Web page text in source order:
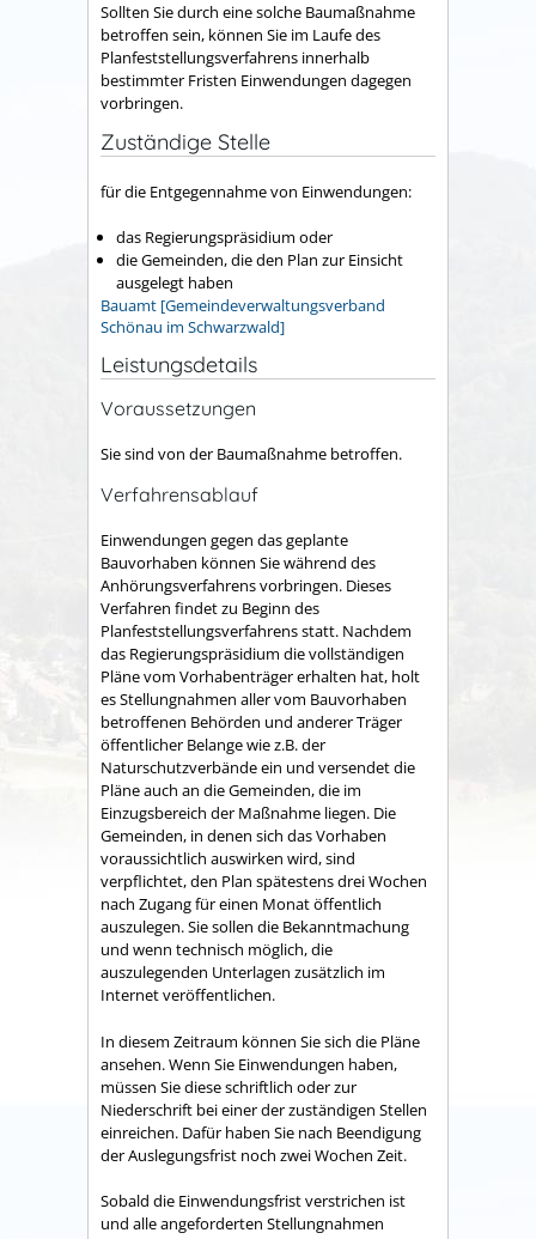
Sollten Sie durch eine solche Baumaßnahme
betroffen sein, können Sie im Laufe des
Planfeststellungsverfahrens innerhalb
bestimmter Fristen Einwendungen dagegen
vorbringen.
Zuständige Stelle
für die Entgegennahme von Einwendungen:
das Regierungspräsidium oder
die Gemeinden, die den Plan zur Einsicht
ausgelegt haben
Bauamt [Gemeindeverwaltungsverband
Schönau im Schwarzwald]
Leistungsdetails
Voraussetzungen
Sie sind von der Baumaßnahme betroffen.
Verfahrensablauf
Einwendungen gegen das geplante
Bauvorhaben können Sie während des
Anhörungsverfahrens vorbringen. Dieses
Verfahren findet zu Beginn des
Planfeststellungsverfahrens statt. Nachdem
das Regierungspräsidium die vollständigen
Pläne vom Vorhabenträger erhalten hat, holt
es Stellungnahmen aller vom Bauvorhaben
betroffenen Behörden und anderer Träger
öffentlicher Belange wie z.B. der
Naturschutzverbände ein und versendet die
Pläne auch an die Gemeinden, die im
Einzugsbereich der Maßnahme liegen. Die
Gemeinden, in denen sich das Vorhaben
voraussichtlich auswirken wird, sind
verpflichtet, den Plan spätestens drei Wochen
nach Zugang für einen Monat öffentlich
auszulegen. Sie sollen die Bekanntmachung
und wenn technisch möglich, die
auszulegenden Unterlagen zusätzlich im
Internet veröffentlichen.
In diesem Zeitraum können Sie sich die Pläne
ansehen. Wenn Sie Einwendungen haben,
müssen Sie diese schriftlich oder zur
Niederschrift bei einer der zuständigen Stellen
einreichen. Dafür haben Sie nach Beendigung
der Auslegungsfrist noch zwei Wochen Zeit.
Sobald die Einwendungsfrist verstrichen ist
und alle angeforderten Stellungnahmen